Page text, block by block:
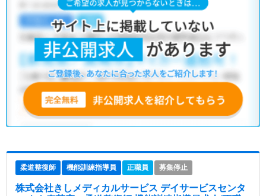
柔道整復師 機能訓練指導員 正職員 募集停止
株式会社きしメディカルサービス デイサービスセンタ